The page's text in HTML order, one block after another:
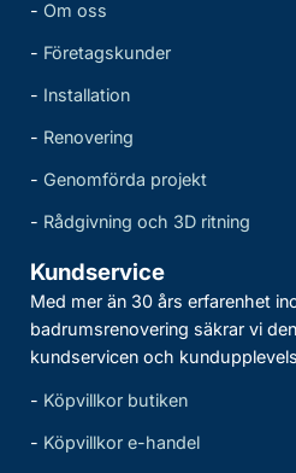
- Om oss
- Företagskunder
- Installation
- Renovering
- Genomförda projekt
- Rådgivning och 3D ritning
Kundservice
Med mer än 30 års erfarenhet
badrumsrenovering säkrar vi
kundservicen och
- Köpvillkor butiken
- Köpvillkor e-handel